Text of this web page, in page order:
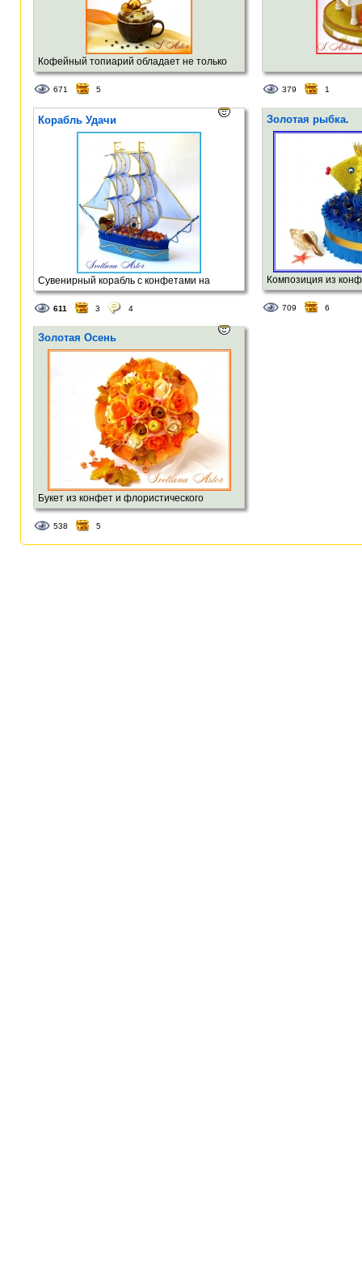
Кофейный топиарий обладает не только
свойствами всех топиариев приносить
счастье в дом и является украшением
интерьера, но ещё обладает
неповторимым ароматом кофе и специй
(корица, анис, апельсин), который создаёт
671 5 379 1
Корабль Удачи
Сувенирный корабль с конфетами на
борту. д-60см,в-50см
611 3 4
Золотая рыбка.
Композиция из
монеток.
709 6
Золотая Осень
Букет из конфет и флористического
материала.
538 5